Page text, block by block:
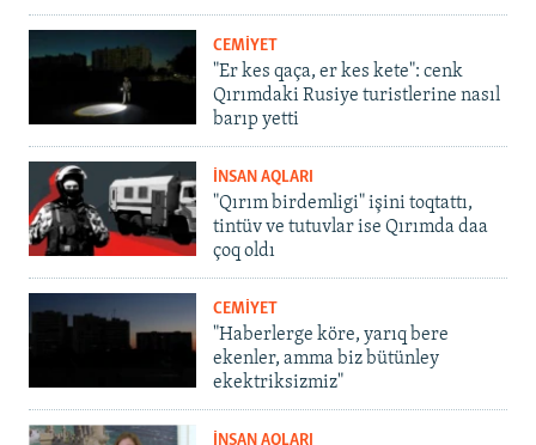
CEMİYET
"Er kes qaça, er kes kete": cenk
Qırımdaki Rusiye turistlerine nasıl
barıp yetti
İNSAN AQLARI
"Qırım birdemligi" işini toqtattı,
tintüv ve tutuvlar ise Qırımda daa
çoq oldı
CEMİYET
"Haberlerge köre, yarıq bere
ekenler, amma biz bütünley
ekektriksizmiz"
İNSAN AQLARI